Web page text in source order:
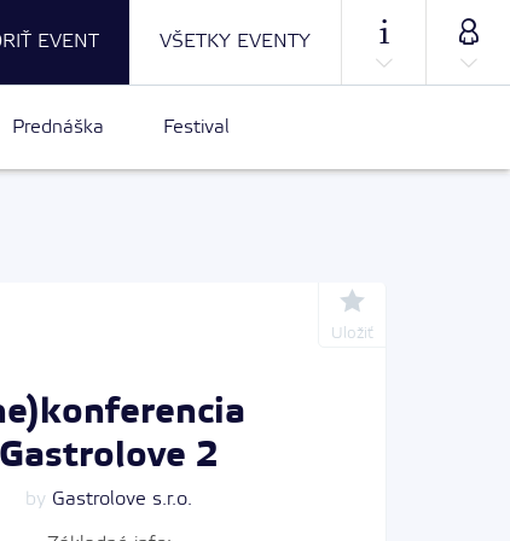
EVENT VŠETKY EVENTY
Prednáška Festival
Uložiť
Gastrolove 2
by Gastrolove s.r.o.